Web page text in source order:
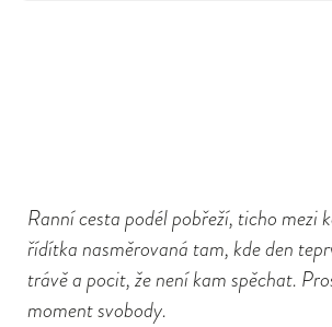
Ranní cesta podél pobřeží, ticho mezi
řídítka nasměrovaná tam, kde den
trávě a pocit, že není kam spěchat.
moment svobody.